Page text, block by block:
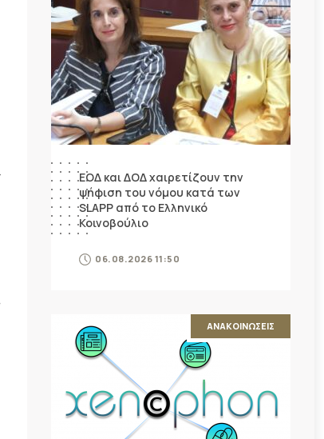
ΕΟΔ και ΔΟΔ χαιρετίζουν την
ψήφιση του νόμου κατά των
SLAPP από το Ελληνικό
Κοινοβούλιο
06.08.2026 11:50
ΑΝΑΚΟΙΝΩΣΕΙΣ